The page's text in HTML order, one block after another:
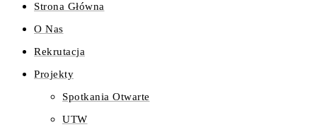
Strona Główna
O Nas
Rekrutacja
Projekty
Spotkania Otwarte
UTW